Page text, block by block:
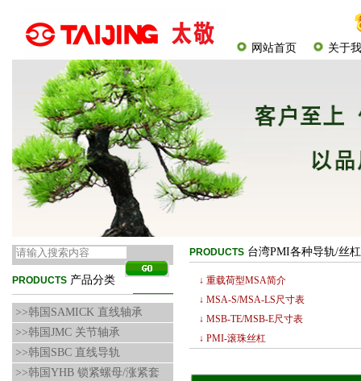
网站首页 关于
PRODUCTS 产品分类
>>韩国SAMICK 直线轴承
>>韩国JMC 关节轴承
>>韩国SBC 直线导轨
>>韩国YHB 锁紧螺母/涨紧套
PRODUCTS 台湾PMI各种导轨/丝
↓ 重载荷型MSA简介
↓ MSA-S/MSA-LS尺寸表
↓ MSB-TE/MSB-E尺寸表
↓ PMI-滚珠丝杠